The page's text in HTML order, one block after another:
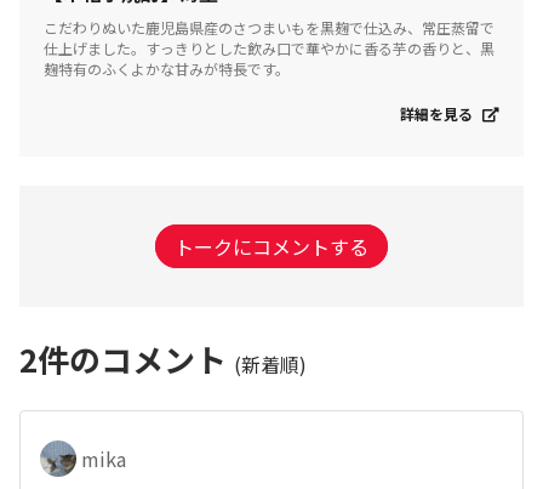
こだわりぬいた鹿児島県産のさつまいもを黒麹で仕込み、常圧蒸留で
仕上げました。すっきりとした飲み口で華やかに香る芋の香りと、黒
麹特有のふくよかな甘みが特長です。
詳細を見る
トークにコメントする
2件のコメント (新着順)
mika